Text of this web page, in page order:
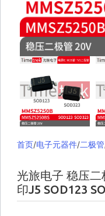
首页 电子元器件 二极管
光旅电子 稳压二
印J5 SOD123